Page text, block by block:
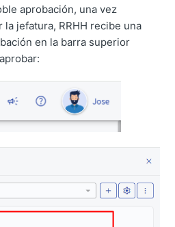
aprobación, una vez
jefatura, RRHH recibe una
en la barra superior